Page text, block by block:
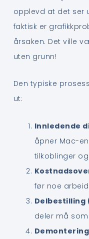
opplevd at det ser
faktisk er
årsaken. Det ville
uten grunn!
Den typiske
ut:
Innledende
åpner Mac-
tilkoblinger
før noe
Delbestilling
deler må